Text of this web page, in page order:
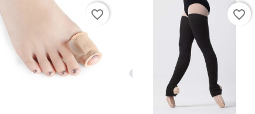
favorite_border favorite_border